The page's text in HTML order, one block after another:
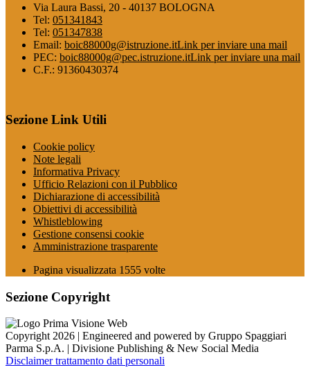
Via Laura Bassi, 20 - 40137 BOLOGNA
Tel: 051341843
Tel: 051347838
Email: boic88000g@istruzione.itLink per inviare una mail
PEC: boic88000g@pec.istruzione.itLink per inviare una mail
C.F.: 91360430374
Sezione Link Utili
Cookie policy
Note legali
Informativa Privacy
Ufficio Relazioni con il Pubblico
Dichiarazione di accessibilità
Obiettivi di accessibilità
Whistleblowing
Gestione consensi cookie
Amministrazione trasparente
Pagina visualizzata 1555 volte
Sezione Copyright
Copyright 2026 | Engineered and powered by Gruppo Spaggiari
Parma S.p.A. | Divisione Publishing & New Social Media
Disclaimer trattamento dati personali